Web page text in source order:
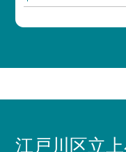
江戸川区立